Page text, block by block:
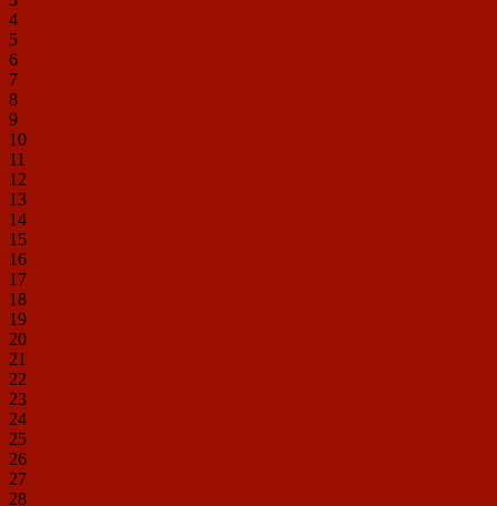
4
5
6
7
8
9
10
11
12
13
14
15
16
17
18
19
20
21
22
23
24
25
26
27
28